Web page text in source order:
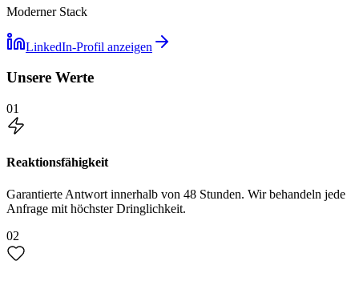
Moderner Stack
LinkedIn-Profil anzeigen
Unsere Werte
01
Reaktionsfähigkeit
Garantierte Antwort innerhalb von 48 Stunden. Wir behandeln jede
Anfrage mit höchster Dringlichkeit.
02